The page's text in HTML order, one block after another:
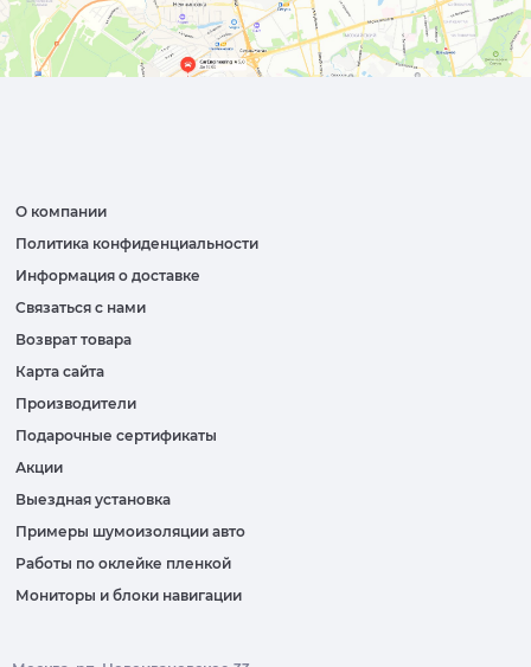
О компании
Политика конфиденциальности
Информация о доставке
Связаться с нами
Возврат товара
Карта сайта
Производители
Подарочные сертификаты
Акции
Выездная установка
Примеры шумоизоляции авто
Работы по оклейке пленкой
Мониторы и блоки навигации